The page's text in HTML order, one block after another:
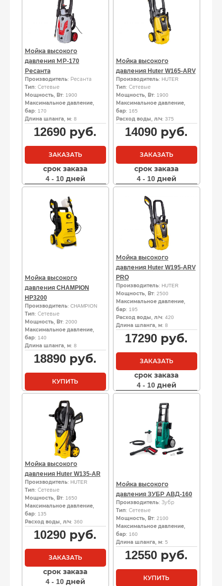
Мойка высокого
давления МР-170
Ресанта
Производитель: Ресанта
Тип: Сетевые
Мощность, Вт: 1900
Максимальное давление,
бар: 170
Длина шланга, м: 8
12690 руб.
ЗАКАЗАТЬ
срок заказа
4 - 10 дней
Мойка высокого
давления Huter W165-ARV
Производитель: HUTER
Тип: Сетевые
Мощность, Вт: 1900
Максимальное давление,
бар: 165
Расход воды, л/ч: 375
14090 руб.
ЗАКАЗАТЬ
срок заказа
4 - 10 дней
Мойка высокого
давления CHAMPION
HP3200
Производитель: CHAMPION
Тип: Сетевые
Мощность, Вт: 2000
Максимальное давление,
бар: 140
Длина шланга, м: 8
18890 руб.
КУПИТЬ
Мойка высокого
давления Huter W195-ARV
PRO
Производитель: HUTER
Мощность, Вт: 2500
Максимальное давление,
бар: 195
Расход воды, л/ч: 420
Длина шланга, м: 8
17290 руб.
ЗАКАЗАТЬ
срок заказа
4 - 10 дней
Мойка высокого
давления Huter W135-AR
Производитель: HUTER
Тип: Сетевые
Мощность, Вт: 1650
Максимальное давление,
бар: 135
Расход воды, л/ч: 360
10290 руб.
ЗАКАЗАТЬ
срок заказа
4 - 10 дней
Мойка высокого
давления ЗУБР АВД-160
Производитель: Зубр
Тип: Сетевые
Мощность, Вт: 2100
Максимальное давление,
бар: 160
Длина шланга, м: 5
12550 руб.
КУПИТЬ